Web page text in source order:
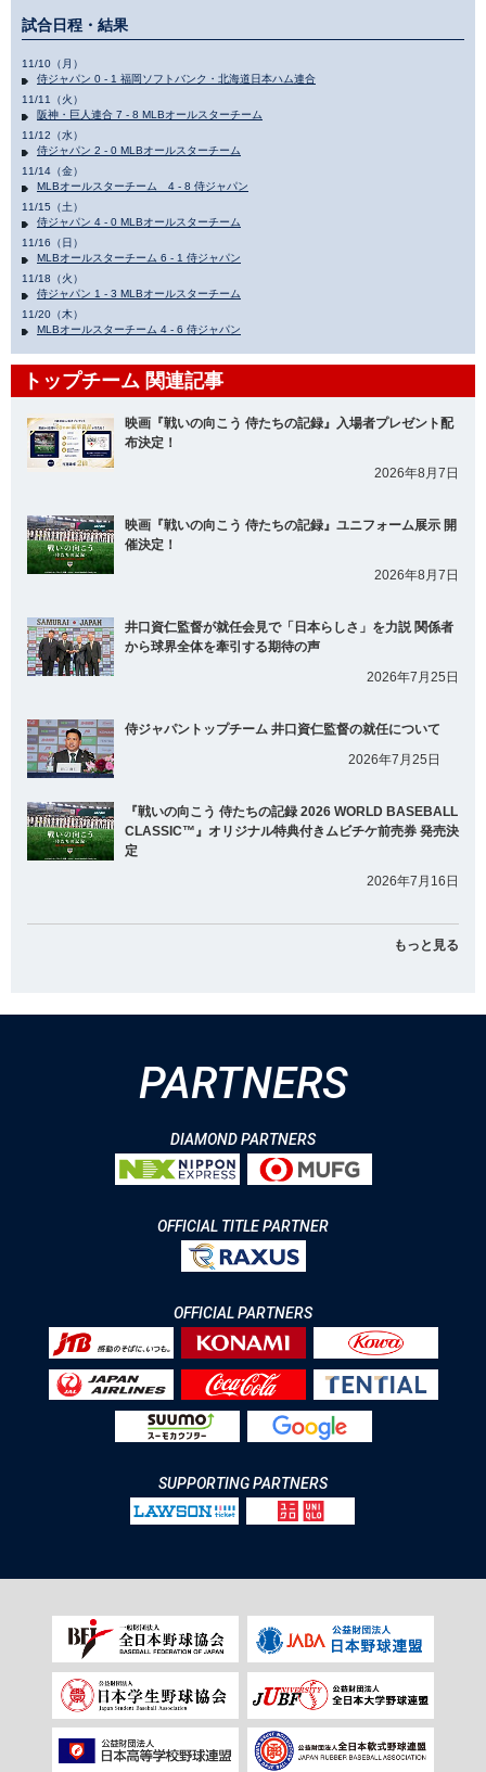
試合日程・結果
11/10（月）
侍ジャパン 0 - 1 福岡ソフトバンク・北海道日本ハム連合
11/11（火）
阪神・巨人連合 7 - 8 MLBオールスターチーム
11/12（水）
侍ジャパン 2 - 0 MLBオールスターチーム
11/14（金）
MLBオールスターチーム 4 - 8 侍ジャパン
11/15（土）
侍ジャパン 4 - 0 MLBオールスターチーム
11/16（日）
MLBオールスターチーム 6 - 1 侍ジャパン
11/18（火）
侍ジャパン 1 - 3 MLBオールスターチーム
11/20（木）
MLBオールスターチーム 4 - 6 侍ジャパン
トップチーム 関連記事
映画『戦いの向こう 侍たちの記録』入場者プレゼント配
布決定！
2026年8月7日
映画『戦いの向こう 侍たちの記録』ユニフォーム展示 開
催決定！
2026年8月7日
井口資仁監督が就任会見で「日本らしさ」を力説 関係者
から球界全体を牽引する期待の声
2026年7月25日
侍ジャパントップチーム 井口資仁監督の就任について
2026年7月25日
『戦いの向こう 侍たちの記録 2026 WORLD BASEBALL
CLASSIC™』オリジナル特典付きムビチケ前売券 発売決
定
2026年7月16日
もっと見る
PARTNERS
DIAMOND PARTNERS
OFFICIAL TITLE PARTNER
OFFICIAL PARTNERS
SUPPORTING PARTNERS